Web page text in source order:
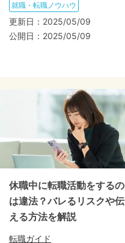
就職・転職ノウハウ
更新日： 2025/05/09
公開日： 2025/05/09
休職中に転職活動をするの
は違法？バレるリスクや伝
える方法を解説
転職ガイド